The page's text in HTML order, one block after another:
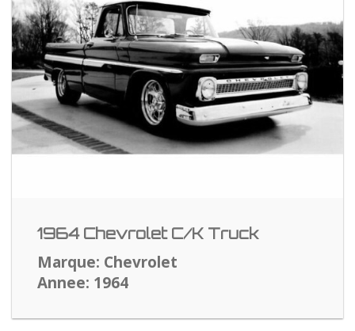
1964 Chevrolet C/K Truck
Marque: Chevrolet
Annee: 1964